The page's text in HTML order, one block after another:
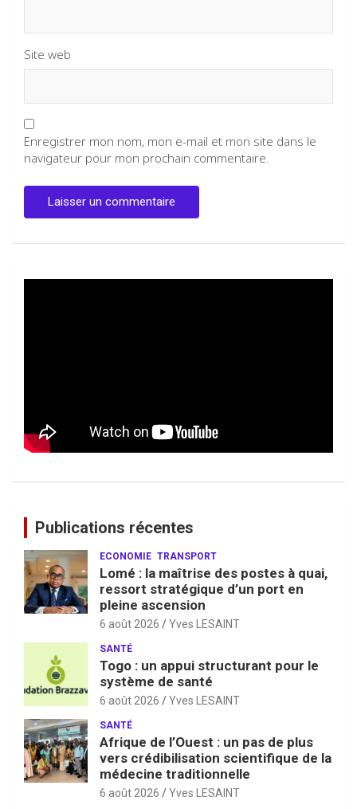
Site web
Enregistrer mon nom, mon e-mail et mon site dans le
navigateur pour mon prochain commentaire.
Publications récentes
ECONOMIE TRANSPORT
Lomé : la maîtrise des postes à quai,
ressort stratégique d’un port en
pleine ascension
6 août 2026 Yves LESAINT
SANTÉ
Togo : un appui structurant pour le
système de santé
6 août 2026 Yves LESAINT
SANTÉ
Afrique de l’Ouest : un pas de plus
vers crédibilisation scientifique de la
médecine traditionnelle
6 août 2026 Yves LESAINT